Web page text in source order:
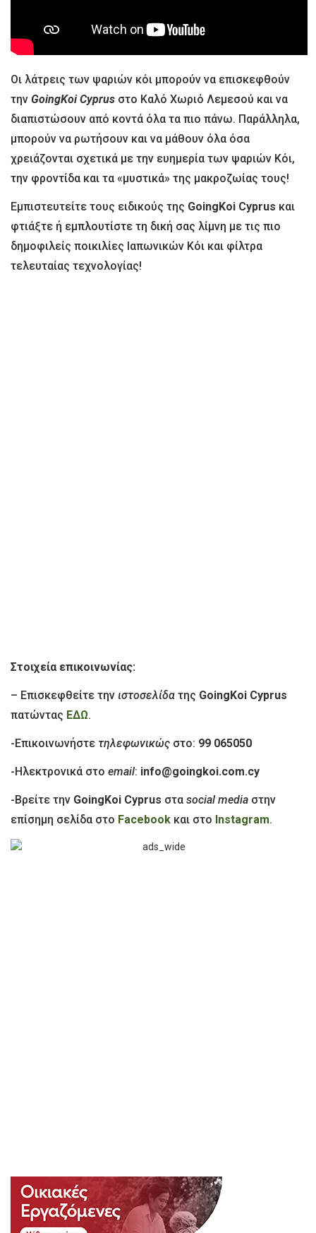
Οι λάτρεις των ψαριών κόι μπορούν να επισκεφθούν
την GoingΚoi Cyprus στο Καλό Χωριό Λεμεσού και να
διαπιστώσουν από κοντά όλα τα πιο πάνω. Παράλληλα,
μπορούν να ρωτήσουν και να μάθουν όλα όσα
χρειάζονται σχετικά με την ευημερία των ψαριών Κόι,
την φροντίδα και τα «μυστικά» της μακροζωίας τους!
Εμπιστευτείτε τους ειδικούς της GoingΚoi Cyprus και
φτιάξτε ή εμπλουτίστε τη δική σας λίμνη με τις πιο
δημοφιλείς ποικιλίες Ιαπωνικών Κόι και φίλτρα
τελευταίας τεχνολογίας!
Στοιχεία επικοινωνίας:
– Επισκεφθείτε την ιστοσελίδα της GoingΚoi Cyprus
πατώντας ΕΔΩ.
-Επικοινωνήστε τηλεφωνικώς στο: 99 065050
-Ηλεκτρονικά στο email: info@goingkoi.com.cy
-Βρείτε την GoingΚoi Cyprus στα social media στην
επίσημη σελίδα στο Facebook και στο Instagram.